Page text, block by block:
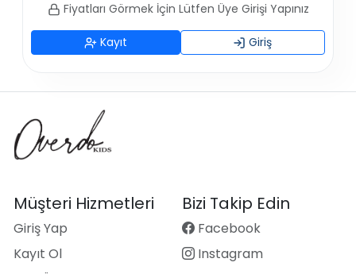
Fiyatları Görmek İçin Lütfen Üye Girişi Yapınız
Kayıt Giriş
Müşteri Hizmetleri
Giriş Yap
Kayıt Ol
Bizi Takip Edin
Facebook
Instagram